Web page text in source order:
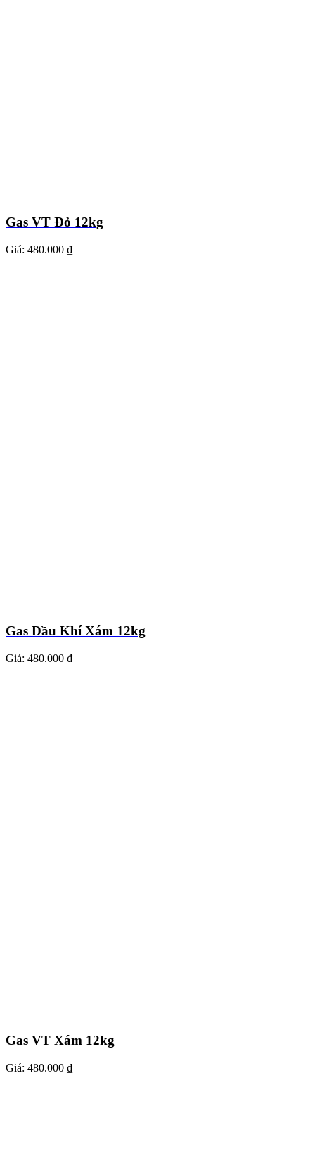
Gas VT Đỏ 12kg
Giá: 480.000 ₫
Gas Dầu Khí Xám 12kg
Giá: 480.000 ₫
Gas VT Xám 12kg
Giá: 480.000 ₫